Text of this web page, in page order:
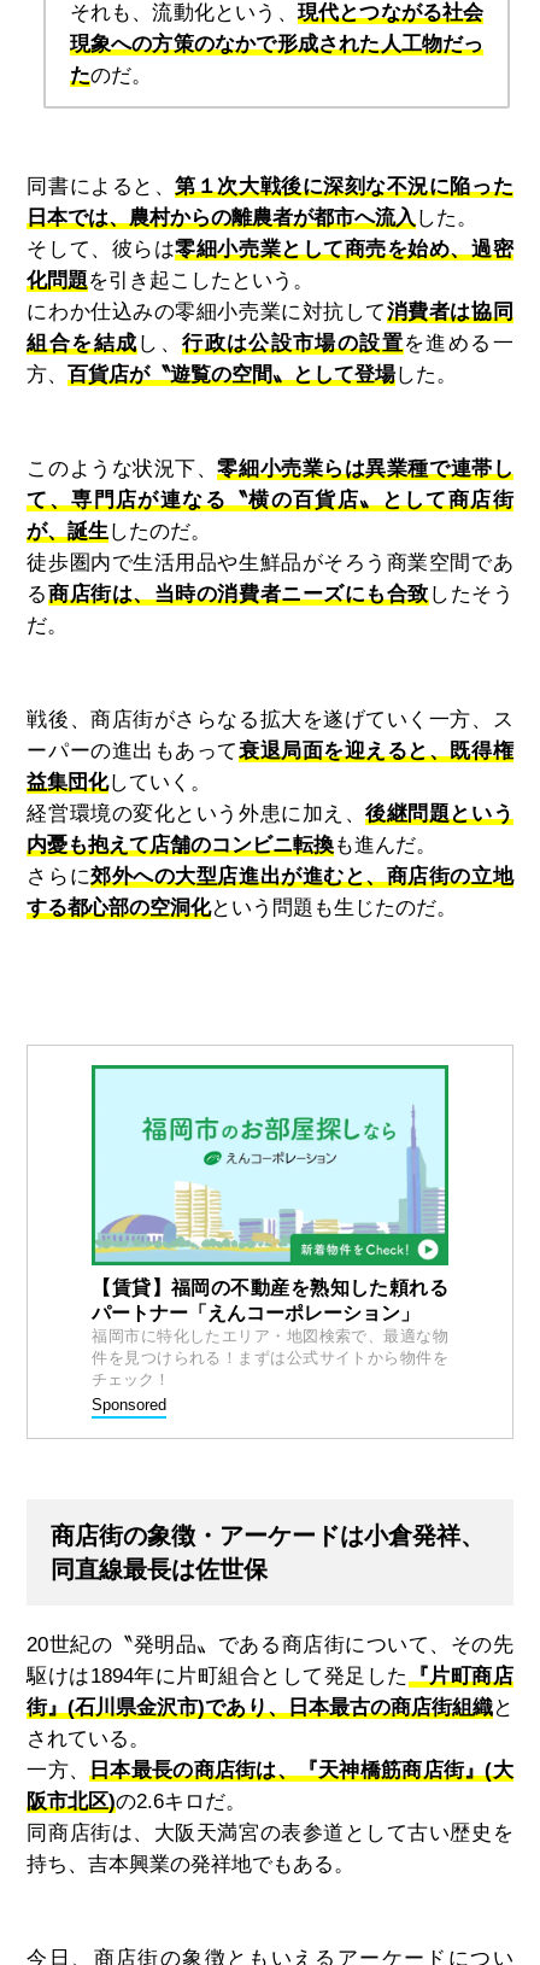
それも、流動化という、 現代とつながる社会
現象への方策のなかで形成された人工物だっ
たのだ。
同書によると、第１次大戦後に深刻な不況に陥った
日本では、農村からの離農者が都市へ流入した。
そして、彼らは零細小売業として商売を始め、過密
化問題を引き起こしたという。
にわか仕込みの零細小売業に対抗して消費者は協同
組合を結成し、行政は公設市場の設置を進める一
方、百貨店が〝遊覧の空間〟として登場した。
このような状況下、零細小売業らは異業種で連帯し
て、専門店が連なる〝横の百貨店〟として商店街
が、誕生したのだ。
徒歩圏内で生活用品や生鮮品がそろう商業空間であ
る商店街は、当時の消費者ニーズにも合致したそう
だ。
戦後、商店街がさらなる拡大を遂げていく一方、ス
ーパーの進出もあって衰退局面を迎えると、既得権
益集団化していく。
経営環境の変化という外患に加え、後継問題という
内憂も抱えて店舗のコンビニ転換も進んだ。
さらに郊外への大型店進出が進むと、商店街の立地
する都心部の空洞化という問題も生じたのだ。
【賃貸】福岡の不動産を熟知した頼れる
パートナー「えんコーポレーション」
福岡市に特化したエリア・地図検索で、最適な物
件を見つけられる！まずは公式サイトから物件を
チェック！
Sponsored
商店街の象徴・アーケードは小倉発祥、
同直線最長は佐世保
20世紀の〝発明品〟である商店街について、その先
駆けは1894年に片町組合として発足した『片町商店
街』(石川県金沢市)であり、日本最古の商店街組織と
されている。
一方、日本最長の商店街は、『天神橋筋商店街』(大
阪市北区)の2.6キロだ。
同商店街は、大阪天満宮の表参道として古い歴史を
持ち、吉本興業の発祥地でもある。
今日、商店街の象徴ともいえるアーケードについ